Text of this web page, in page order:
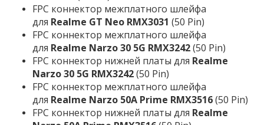
FPC коннектор межплатного шлейфа
для Realme GT Neo RMX3031 (50 Pin)
FPC коннектор межплатного шлейфа
для Realme Narzo 30 5G RMX3242(50 Pin)
FPC коннектор нижней платы для Realme
Narzo 30 5G RMX3242(50 Pin)
FPC коннектор межплатного шлейфа
для Realme Narzo 50A Prime RMX3516(50 Pin)
FPC коннектор нижней платы для Realme